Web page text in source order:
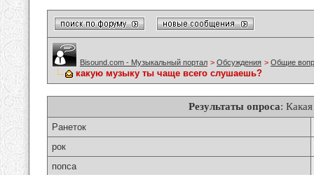
Bisound.com - Музыкальный портал > Обсуждения > Общие
какую музыку ты чаще всего слушаешь?
Результаты опроса:
Ранеток
рок
попса